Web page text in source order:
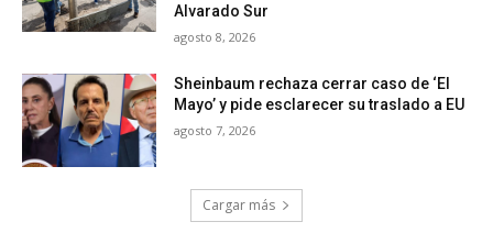
Alvarado Sur
agosto 8, 2026
Sheinbaum rechaza cerrar caso de ‘El
Mayo’ y pide esclarecer su traslado a EU
agosto 7, 2026
Cargar más